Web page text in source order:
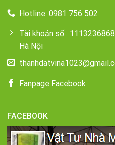
Hotline: 0981 756 502
Tài khoản số :
Hà Nội
Fanpage Facebook
FACEBOOK